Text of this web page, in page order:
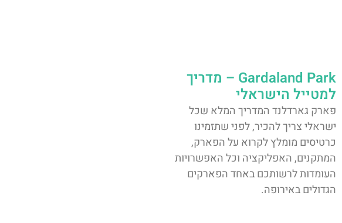
Gardaland Park – מדריך
למטייל הישראלי
פארק גארדלנד המדריך המלא שכל
ישראלי צריך להכיר, לפני שתזמינו
כרטיסים מומלץ לקרוא על הפארק,
המתקנים, האפליקציה וכל האפשרויות
העומדות לרשותכם באחד הפארקים
הגדולים באירופה.